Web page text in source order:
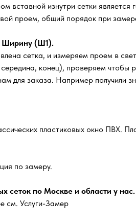
вставной изнутри сетки
проем, общий порядок при
Ширину (Ш1).
сетка, и измеряем проем в
конец), проверяем
для заказа. Например получили
пластиковых окно ПВХ.
по замеру.
сеток по Москве и области у нас.
см. Услуги-Замер